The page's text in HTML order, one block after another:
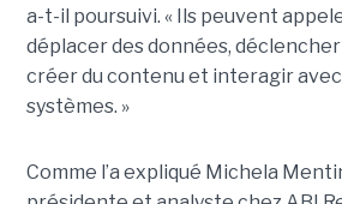
a-t-il poursuivi. « Ils peuvent
déplacer des données,
créer du contenu et interagir avec
systèmes. »
Comme l’a expliqué Michela